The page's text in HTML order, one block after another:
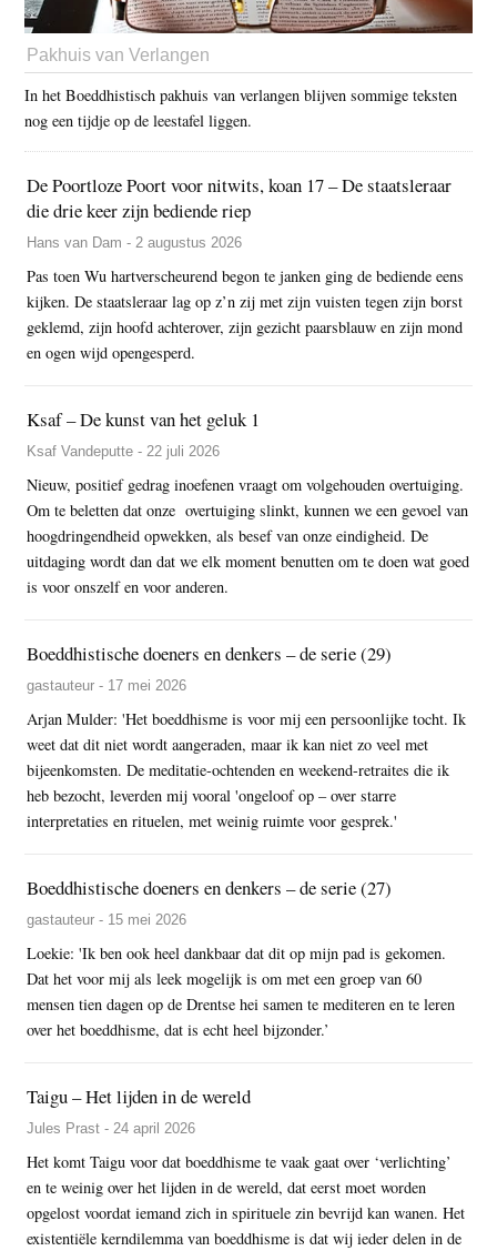
Pakhuis van Verlangen
In het Boeddhistisch pakhuis van verlangen blijven sommige teksten
nog een tijdje op de leestafel liggen.
De Poortloze Poort voor nitwits, koan 17 – De staatsleraar
die drie keer zijn bediende riep
Hans van Dam - 2 augustus 2026
Pas toen Wu hartverscheurend begon te janken ging de bediende eens
kijken. De staatsleraar lag op z’n zij met zijn vuisten tegen zijn borst
geklemd, zijn hoofd achterover, zijn gezicht paarsblauw en zijn mond
en ogen wijd opengesperd.
Ksaf – De kunst van het geluk 1
Ksaf Vandeputte - 22 juli 2026
Nieuw, positief gedrag inoefenen vraagt om volgehouden overtuiging.
Om te beletten dat onze overtuiging slinkt, kunnen we een gevoel van
hoogdringendheid opwekken, als besef van onze eindigheid. De
uitdaging wordt dan dat we elk moment benutten om te doen wat goed
is voor onszelf en voor anderen.
Boeddhistische doeners en denkers – de serie (29)
gastauteur - 17 mei 2026
Arjan Mulder: 'Het boeddhisme is voor mij een persoonlijke tocht. Ik
weet dat dit niet wordt aangeraden, maar ik kan niet zo veel met
bijeenkomsten. De meditatie-ochtenden en weekend-retraites die ik
heb bezocht, leverden mij vooral 'ongeloof op – over starre
interpretaties en rituelen, met weinig ruimte voor gesprek.'
Boeddhistische doeners en denkers – de serie (27)
gastauteur - 15 mei 2026
Loekie: 'Ik ben ook heel dankbaar dat dit op mijn pad is gekomen.
Dat het voor mij als leek mogelijk is om met een groep van 60
mensen tien dagen op de Drentse hei samen te mediteren en te leren
over het boeddhisme, dat is echt heel bijzonder.’
Taigu – Het lijden in de wereld
Jules Prast - 24 april 2026
Het komt Taigu voor dat boeddhisme te vaak gaat over ‘verlichting’
en te weinig over het lijden in de wereld, dat eerst moet worden
opgelost voordat iemand zich in spirituele zin bevrijd kan wanen. Het
existentiële kerndilemma van boeddhisme is dat wij ieder delen in de